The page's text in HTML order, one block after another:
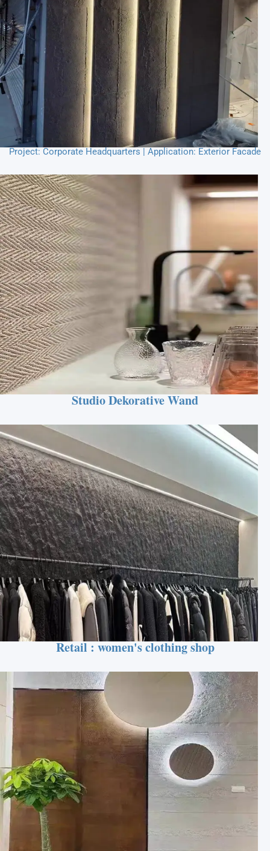
Project: Corporate Headquarters | Application: Exterior Facade
Studio Dekorative Wand
Retail : women's clothing shop